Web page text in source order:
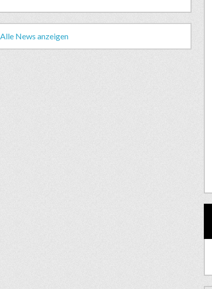
Alle News anzeigen